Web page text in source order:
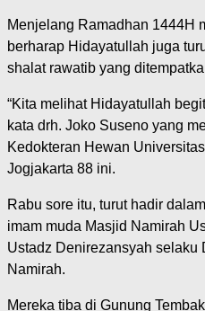
Menjelang Ramadhan 1444H
berharap Hidayatullah juga
shalat rawatib yang
“Kita melihat Hidayatullah
kata drh. Joko Suseno yang
Kedokteran Hewan
Jogjakarta 88 ini.
Rabu sore itu, turut hadir
imam muda Masjid Namirah
Ustadz Denirezansyah selaku
Namirah.
Mereka tiba di Gunung